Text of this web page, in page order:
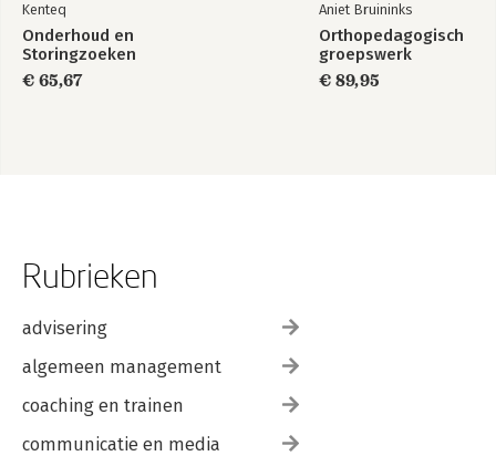
Kenteq
Onderhoud en
Storingzoeken
€ 65,67
Aniet Bruininks
Orthopedagogisch
groepswerk
€ 89,95
Rubrieken
advisering
algemeen management
coaching en trainen
communicatie en media